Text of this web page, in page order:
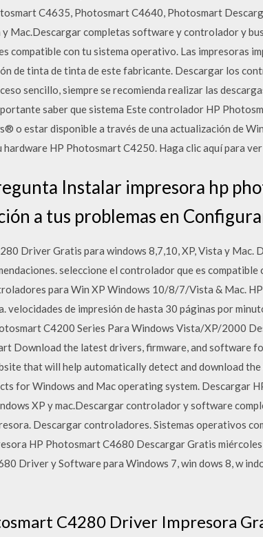
C4635, Photosmart C4640, Photosmart
y Mac.Descargar completas software y controlador y
compatible con tu sistema operativo. Las impresoras
de tinta de tinta de este fabricante. Descargar los
sencillo, siempre se recomienda realizar las
saber que sistema Este controlador HP
o estar disponible a través de una actualización de
hardware HP Photosmart C4250. Haga clic aquí para
Instalar impresora hp
a tus problemas en
Driver Gratis para windows 8,7,10, XP, Vista y
seleccione el controlador que es
para Win XP Windows 10/8/7/Vista & Mac.
velocidades de impresión de hasta 30 páginas por
C4200 Series Para Windows Vista/XP/2000
Download the latest drivers, firmware, and software
that will help automatically detect and download
for Windows and Mac operating system. Descargar
XP y mac.Descargar controlador y software
Descargar controladores. Sistemas operativos
HP Photosmart C4680 Descargar Gratis
Driver y Software para Windows 7, win dows 8, w
C4280 Driver Impresora